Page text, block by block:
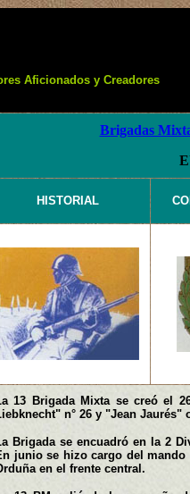
Aficionados y Creadores
Brigadas
HISTORIAL
13 Brigada Mixta se creó el
n° 26 y "Jean Jaurés"
Brigada se encuadró en la 2
junio se hizo cargo del
en el frente central.